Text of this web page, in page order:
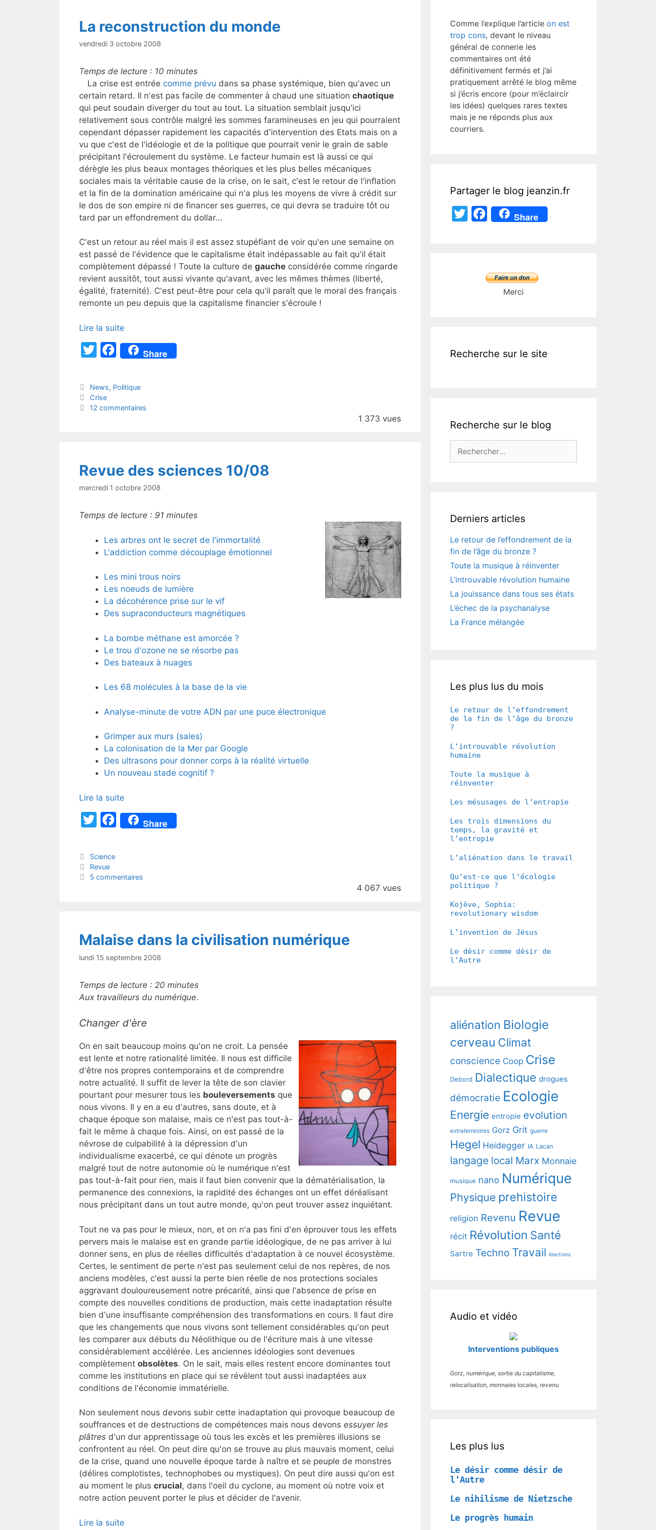
La reconstruction du monde
vendredi 3 octobre 2008
Temps de lecture : 10 minutes
La crise est entrée comme prévu dans sa phase systémique, bien qu'avec un
certain retard. Il n'est pas facile de commenter à chaud une situation chaotique
qui peut soudain diverger du tout au tout. La situation semblait jusqu'ici
relativement sous contrôle malgré les sommes faramineuses en jeu qui pourraient
cependant dépasser rapidement les capacités d'intervention des Etats mais on a
vu que c'est de l'idéologie et de la politique que pourrait venir le grain de sable
précipitant l'écroulement du système. Le facteur humain est là aussi ce qui
dérègle les plus beaux montages théoriques et les plus belles mécaniques
sociales mais la véritable cause de la crise, on le sait, c'est le retour de l'inflation
et la fin de la domination américaine qui n'a plus les moyens de vivre à crédit sur
le dos de son empire ni de financer ses guerres, ce qui devra se traduire tôt ou
tard par un effondrement du dollar...
C'est un retour au réel mais il est assez stupéfiant de voir qu'en une semaine on
est passé de l'évidence que le capitalisme était indépassable au fait qu'il était
complètement dépassé ! Toute la culture de gauche considérée comme ringarde
revient aussitôt, tout aussi vivante qu'avant, avec les mêmes thèmes (liberté,
égalité, fraternité). C'est peut-être pour cela qu'il paraît que le moral des français
remonte un peu depuis que la capitalisme financier s'écroule !
Lire la suite
T
itt
er
F
a
c
e
b
Share
Catégories
News, Politique
Étiquettes
Crise
12 commentaires
1 373 vues
Revue des sciences 10/08
mercredi 1 octobre 2008
Temps de lecture : 91 minutes
Les arbres ont le secret de l'immortalité
L'addiction comme découplage émotionnel
Les mini trous noirs
Les noeuds de lumière
La décohérence prise sur le vif
Des supraconducteurs magnétiques
La bombe méthane est amorcée ?
Le trou d'ozone ne se résorbe pas
Des bateaux à nuages
Les 68 molécules à la base de la vie
Analyse-minute de votre ADN par une puce électronique
Grimper aux murs (sales)
La colonisation de la Mer par Google
Des ultrasons pour donner corps à la réalité virtuelle
Un nouveau stade cognitif ?
Lire la suite
T
itt
er
F
a
b
Share
Catégories
Science
Étiquettes
Revue
5 commentaires
4 067 vues
Malaise dans la civilisation numérique
lundi 15 septembre 2008
Temps de lecture : 20 minutes
Aux travailleurs du numérique.
Changer d'ère
On en sait beaucoup moins qu'on ne croit. La pensée
est lente et notre rationalité limitée. Il nous est difficile
d'être nos propres contemporains et de comprendre
notre actualité. Il suffit de lever la tête de son clavier
pourtant pour mesurer tous les bouleversements que
nous vivons. Il y en a eu d'autres, sans doute, et à
chaque époque son malaise, mais ce n'est pas tout-à-
fait le même à chaque fois. Ainsi, on est passé de la
névrose de culpabilité à la dépression d'un
individualisme exacerbé, ce qui dénote un progrès
malgré tout de notre autonomie où le numérique n'est
pas tout-à-fait pour rien, mais il faut bien convenir que la dématérialisation, la
permanence des connexions, la rapidité des échanges ont un effet déréalisant
nous précipitant dans un tout autre monde, qu'on peut trouver assez inquiétant.
Tout ne va pas pour le mieux, non, et on n'a pas fini d'en éprouver tous les effets
pervers mais le malaise est en grande partie idéologique, de ne pas arriver à lui
donner sens, en plus de réelles difficultés d'adaptation à ce nouvel écosystème.
Certes, le sentiment de perte n'est pas seulement celui de nos repères, de nos
anciens modèles, c'est aussi la perte bien réelle de nos protections sociales
aggravant douloureusement notre précarité, ainsi que l'absence de prise en
compte des nouvelles conditions de production, mais cette inadaptation résulte
bien d'une insuffisante compréhension des transformations en cours. Il faut dire
que les changements que nous vivons sont tellement considérables qu'on peut
les comparer aux débuts du Néolithique ou de l'écriture mais à une vitesse
considérablement accélérée. Les anciennes idéologies sont devenues
complètement obsolètes. On le sait, mais elles restent encore dominantes tout
comme les institutions en place qui se révèlent tout aussi inadaptées aux
conditions de l'économie immatérielle.
Non seulement nous devons subir cette inadaptation qui provoque beaucoup de
souffrances et de destructions de compétences mais nous devons essuyer les
plâtres d'un dur apprentissage où tous les excès et les premières illusions se
confrontent au réel. On peut dire qu'on se trouve au plus mauvais moment, celui
de la crise, quand une nouvelle époque tarde à naître et se peuple de monstres
(délires complotistes, technophobes ou mystiques). On peut dire aussi qu'on est
au moment le plus crucial, dans l'oeil du cyclone, au moment où notre voix et
notre action peuvent porter le plus et décider de l'avenir.
Lire la suite
Comme l’explique l’article on est
trop cons, devant le niveau
général de connerie les
commentaires ont été
définitivement fermés et j’ai
pratiquement arrêté le blog même
si j’écris encore (pour m’éclaircir
les idées) quelques rares textes
mais je ne réponds plus aux
courriers.
Partager le blog jeanzin.fr
T
F
b
Share
Merci
Recherche sur le site
Recherche sur le blog
Derniers articles
Le retour de l’effondrement de la
fin de l’âge du bronze ?
Toute la musique à réinventer
L’introuvable révolution humaine
La jouissance dans tous ses états
L’échec de la psychanalyse
La France mélangée
Les plus lus du mois
Le retour de l’effondrement
de la fin de l’âge du bronze
?
L’introuvable révolution
humaine
Toute la musique à
réinventer
Les mésusages de l’entropie
Les trois dimensions du
temps, la gravité et
l’entropie
L’aliénation dans le travail
Qu’est-ce que l’écologie
politique ?
Kojève, Sophia:
revolutionary wisdom
L’invention de Jésus
Le désir comme désir de
l’Autre
aliénation Biologie
cerveau Climat
conscience Coop Crise
Debord Dialectique drogues
démocratie Ecologie
Energie entropie evolution
extraterrestres Gorz Grit guerre
Hegel Heidegger IA Lacan
langage local Marx Monnaie
musique nano Numérique
Physique prehistoire
religion Revenu Revue
récit Révolution Santé
Sartre Techno Travail élections
Audio et vidéo
Interventions publiques
Gorz, numérique, sortie du capitalisme,
relocalisation, monnaies locales, revenu
Les plus lus
Le désir comme désir de
l’Autre
Le nihilisme de Nietzsche
Le progrès humain